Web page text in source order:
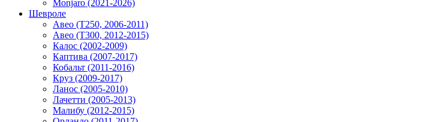
Monjaro (2021-2026)
Шевроле
Авео (T250, 2006-2011)
Авео (T300, 2012-2015)
Калос (2002-2009)
Каптива (2007-2017)
Кобальт (2011-2016)
Круз (2009-2017)
Ланос (2005-2010)
Лачетти (2005-2013)
Малибу (2012-2015)